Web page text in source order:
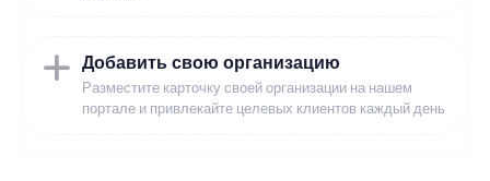
Добавить свою организацию
Разместите карточку своей организации на нашем
портале и привлекайте целевых клиентов каждый день